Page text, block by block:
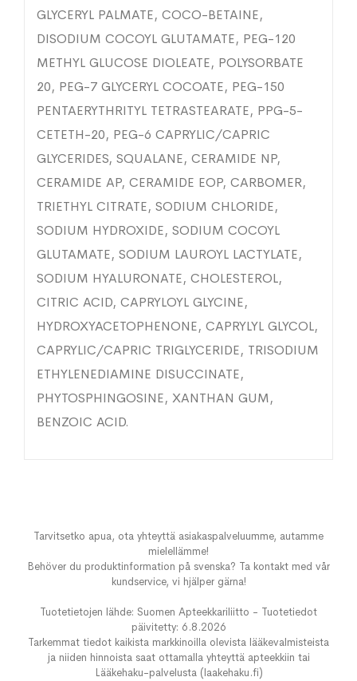
GLYCERYL PALMATE, COCO-BETAINE,
DISODIUM COCOYL GLUTAMATE, PEG-120
METHYL GLUCOSE DIOLEATE, POLYSORBATE
20, PEG-7 GLYCERYL COCOATE, PEG-150
PENTAERYTHRITYL TETRASTEARATE, PPG-5-
CETETH-20, PEG-6 CAPRYLIC/CAPRIC
GLYCERIDES, SQUALANE, CERAMIDE NP,
CERAMIDE AP, CERAMIDE EOP, CARBOMER,
TRIETHYL CITRATE, SODIUM CHLORIDE,
SODIUM HYDROXIDE, SODIUM COCOYL
GLUTAMATE, SODIUM LAUROYL LACTYLATE,
SODIUM HYALURONATE, CHOLESTEROL,
CITRIC ACID, CAPRYLOYL GLYCINE,
HYDROXYACETOPHENONE, CAPRYLYL GLYCOL,
CAPRYLIC/CAPRIC TRIGLYCERIDE, TRISODIUM
ETHYLENEDIAMINE DISUCCINATE,
PHYTOSPHINGOSINE, XANTHAN GUM,
BENZOIC ACID.
Tarvitsetko apua, ota yhteyttä asiakaspalveluumme, autamme
mielellämme!
Behöver du produktinformation på svenska? Ta kontakt med vår
kundservice, vi hjälper gärna!
Tuotetietojen lähde: Suomen Apteekkariliitto - Tuotetiedot
päivitetty: 6.8.2026
Tarkemmat tiedot kaikista markkinoilla olevista lääkevalmisteista
ja niiden hinnoista saat ottamalla yhteyttä apteekkiin tai
Lääkehaku-palvelusta (laakehaku.fi)